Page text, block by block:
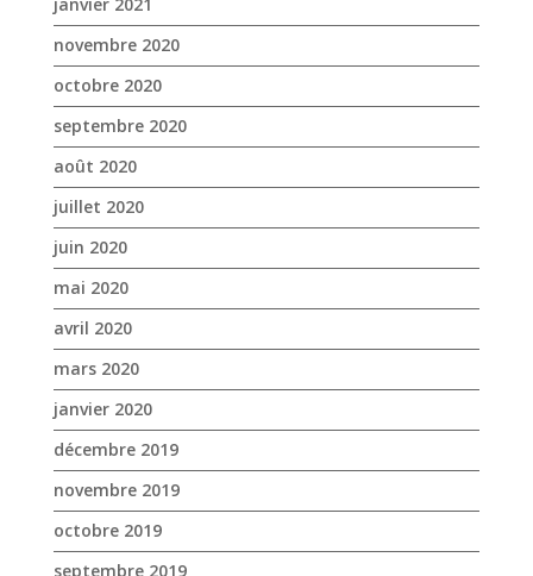
juillet 2020
juin 2020
mai 2020
avril 2020
mars 2020
janvier 2020
décembre 2019
novembre 2019
octobre 2019
septembre 2019
août 2019
juillet 2019
juin 2019
mai 2019